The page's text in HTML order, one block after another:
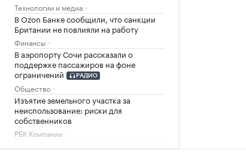
Технологии и медиа
В Ozon Банке сообщили, что санкции
Британии не повлияли на работу
Финансы
В аэропорту Сочи рассказали о
поддержке пассажиров на фоне
ограничений
РАДИО
Общество
Изъятие земельного участка за
неиспользование: риски для
собственников
РБК Компании